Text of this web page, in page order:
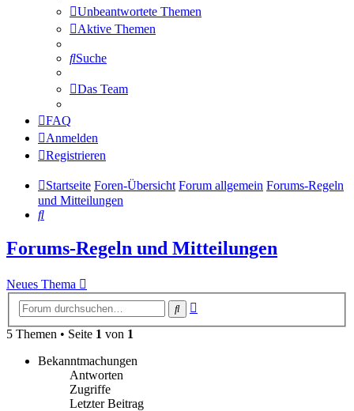
Unbeantwortete Themen
Aktive Themen
Suche
Das Team
FAQ
Anmelden
Registrieren
Startseite Foren-Übersicht Forum allgemein Forums-Regeln
und Mitteilungen
Suche
Forums-Regeln und Mitteilungen
Neues Thema
Suche
5 Themen • Seite 1 von 1
Bekanntmachungen
Antworten
Zugriffe
Letzter Beitrag